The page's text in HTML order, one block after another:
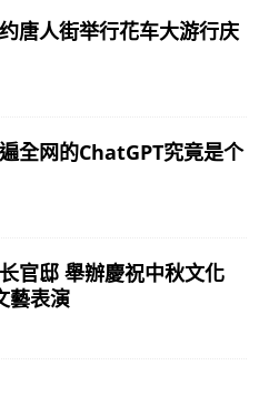
约唐人街举行花车大游行庆
遍全网的ChatGPT究竟是个
长官邸 舉辦慶祝中秋文化
藝表演